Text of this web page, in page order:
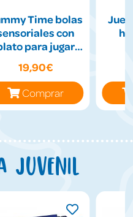
Time bolas
con
para jugar
19,90€
Comprar
juvenil